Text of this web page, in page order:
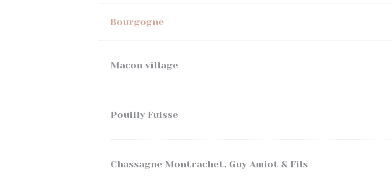
Bourgogne
Macon village
Pouilly Fuisse
Chassagne Montrachet, Guy Amiot & Fils